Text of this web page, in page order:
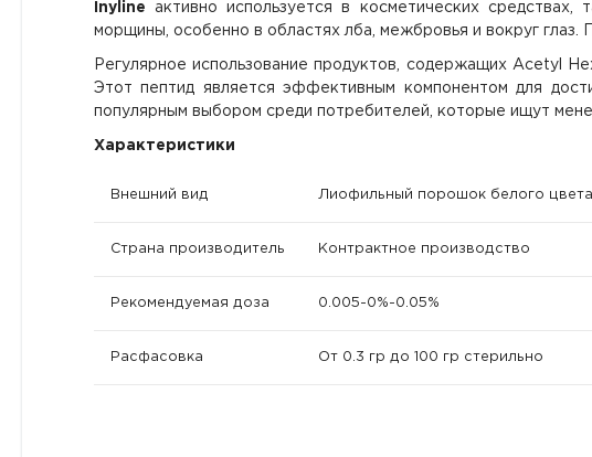
Inyline активно используется в косметических
морщины, особенно в областях лба, межбровья и вокруг глаз.
Регулярное использование продуктов, содержащих Acetyl
Этот пептид является эффективным компонентом для
популярным выбором среди потребителей, которые ищут
Характеристики
Внешний вид Лиофильный порошок белого
Страна производитель Контрактное производство
Рекомендуемая доза 0.005-0%-0.05%
Расфасовка От 0.3 гр до 100 гр стерильно